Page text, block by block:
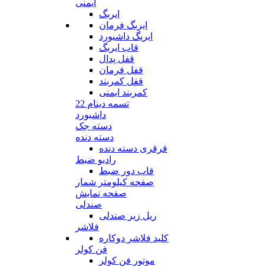
ایمنی
ایربگ
ایربگ فرمان
ایریگ داشیورد
قاب ایربگ
قفل پدال
قفل فرمان
قفل کمربند
کمربند ایمنی
تسمه دینام 22
داشبورد
دسته جک
دسته دنده
قرقری دسته دنده
رادیو ضبط
قاب دور ضبط
صفحه کیلومتر شمار
صفحه نمایش
صندلی
ریل زیر صندلی
فلاشر
کلید فلاشر دوکاره
فن کولر
موتور فن کولر